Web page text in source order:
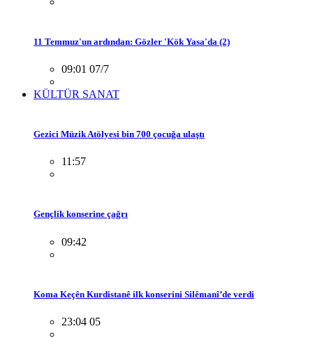
11 Temmuz'un ardından: Gözler 'Kök Yasa'da (2)
09:01 07/7
KÜLTÜR SANAT
Gezici Müzik Atölyesi bin 700 çocuğa ulaştı
11:57
Gençlik konserine çağrı
09:42
Koma Keçên Kurdistanê ilk konserini Silêmanî’de verdi
23:04 05